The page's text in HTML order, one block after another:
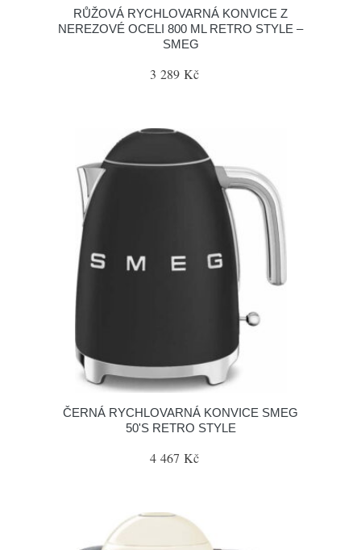
RŮŽOVÁ RYCHLOVARNÁ KONVICE Z
NEREZOVÉ OCELI 800 ML RETRO STYLE –
SMEG
3 289 Kč
ČERNÁ RYCHLOVARNÁ KONVICE SMEG
50'S RETRO STYLE
4 467 Kč